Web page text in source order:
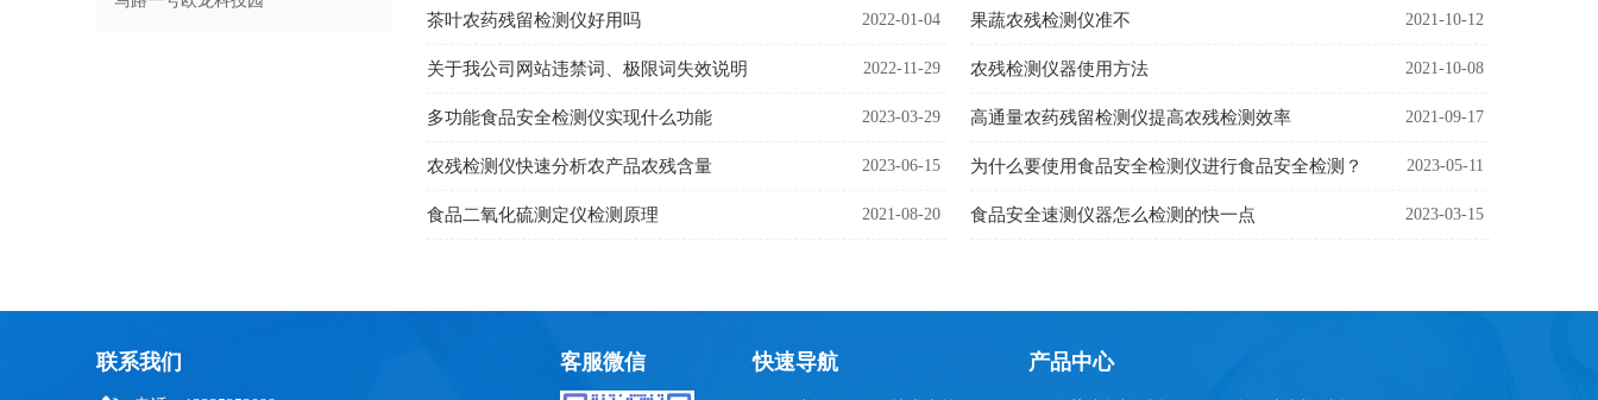
茶叶农药残留检测仪好用吗 2022-01-04 果蔬农残检测仪准不 2021-10-12
关于我公司网站违禁词、极限词失效说明 2022-11-29 农残检测仪器使用方法 2021-10-08
多功能食品安全检测仪实现什么功能 2023-03-29 高通量农药残留检测仪提高农残检测效率 2021-09-17
农残检测仪快速分析农产品农残含量 2023-06-15 为什么要使用食品安全检测仪进行食品安全检测？ 2023-05-11
食品二氧化硫测定仪检测原理 2021-08-20 食品安全速测仪器怎么检测的快一点 2023-03-15
联系我们 客服微信 快速导航 产品中心